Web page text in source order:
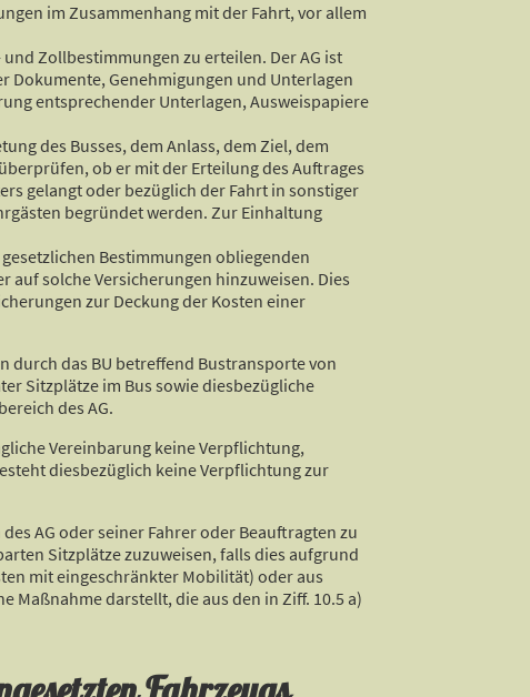
im Zusammenhang mit der Fahrt, vor allem
und Zollbestimmungen zu erteilen. Der AG ist
Dokumente, Genehmigungen und Unterlagen
entsprechender Unterlagen, Ausweispapiere
des Busses, dem Anlass, dem Ziel, dem
ob er mit der Erteilung des Auftrages
gelangt oder bezüglich der Fahrt in sonstiger
begründet werden. Zur Einhaltung
Bestimmungen obliegenden
auf solche Versicherungen hinzuweisen. Dies
zur Deckung der Kosten einer
durch das BU betreffend Bustransporte von
Sitzplätze im Bus sowie diesbezügliche
des AG.
Vereinbarung keine Verpflichtung,
diesbezüglich keine Verpflichtung zur
AG oder seiner Fahrer oder Beauftragten zu
Sitzplätze zuzuweisen, falls dies aufgrund
mit eingeschränkter Mobilität) oder aus
Maßnahme darstellt, die aus den in Ziff. 10.5 a)